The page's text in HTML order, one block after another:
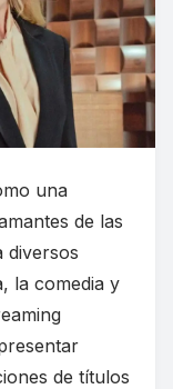
una
de las
diversos
la comedia y
de títulos